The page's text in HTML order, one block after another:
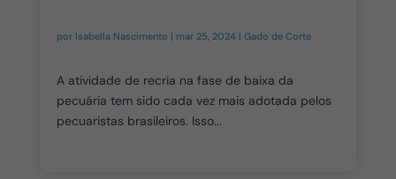
por Isabella Nascimento | mar 25, 2024 | Gado de Corte
A atividade de recria na fase de baixa da
pecuária tem sido cada vez mais adotada pelos
pecuaristas brasileiros. Isso...